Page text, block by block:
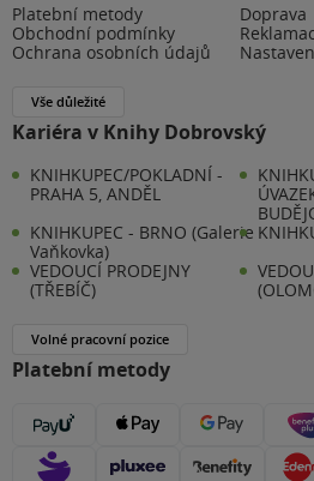
Platební metody
Doprava
Obchodní podmínky
Ochrana osobních údajů
Vše důležité
Kariéra v Knihy Dobrovský
KNIHKUPEC/POKLADNÍ -
PRAHA 5, ANDĚL
KNIHKUPEC - BRNO (Galerie
Vaňkovka)
VEDOUCÍ PRODEJNY
(TŘEBÍČ)
Volné pracovní pozice
Platební metody